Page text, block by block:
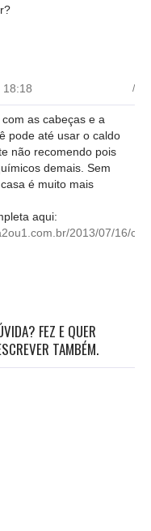
18:18
/
as cabeças e a
pode até usar o caldo
não recomendo pois
demais. Sem
é muito mais
aqui:
2013/07/16/
FEZ E QUER
TAMBÉM.